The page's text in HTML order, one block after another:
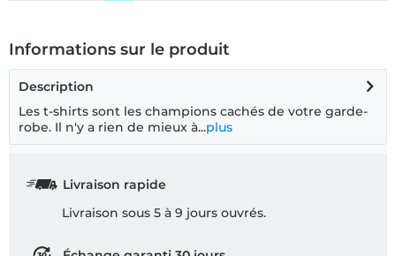
Informations sur le produit
Description
Les t-shirts sont les champions cachés de votre garde-
robe. Il n'y a rien de mieux à...plus
Livraison rapide
Livraison sous 5 à 9 jours ouvrés.